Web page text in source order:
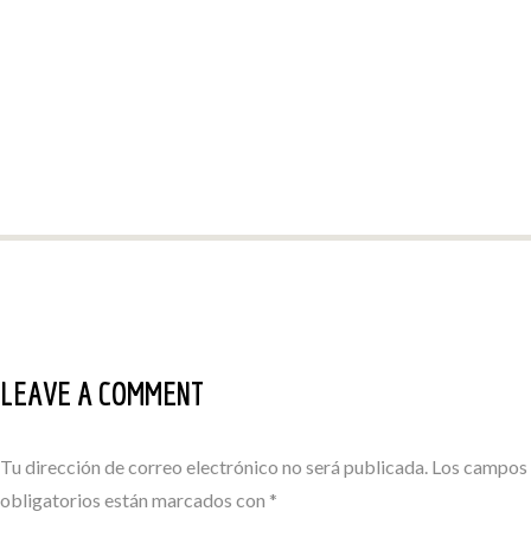
LEAVE A COMMENT
Tu dirección de correo electrónico no será publicada. Los campos
obligatorios están marcados con *